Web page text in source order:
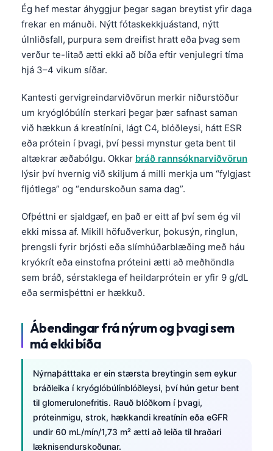
frekar en mánuði. Nýtt fótaskekkjuástand, nýtt
úlnliðsfall, purpura sem dreifist hratt eða þvag sem
verður te-litað ætti ekki að bíða eftir venjulegri tíma
hjá 3–4 vikum síðar.
um kryóglóbúlín sterkari þegar þær safnast saman
við hækkun á kreatíníni, lágt C4, blóðleysi, hátt ESR
eða prótein í þvagi, því þessi mynstur geta bent til
altækrar æðabólgu. Okkarbráð rannsóknarviðvörun
lýsir því hvernig við skiljum á milli merkja um “fylgjast
fljótlega” og “endurskoðun sama dag”.
ekki missa af. Mikill höfuðverkur, þokusýn, ringlun,
þrengsli fyrir brjósti eða slímhúðarblæðing með háu
kryókrít eða einstofna próteini ætti að meðhöndla
sem bráð, sérstaklega ef heildarprótein er yfir 9 g/dL
eða sermisþéttni er hækkuð.
má ekki bíða
bráðleika í kryóglóbúlínblóðleysi, því hún getur bent
til glomerulonefritis. Rauð blóðkorn í þvagi,
próteinmigu, strok, hækkandi kreatínín eða eGFR
undir 60 mL/mín/1,73 m² ætti að leiða til hraðari
læknisendurskoðunar.